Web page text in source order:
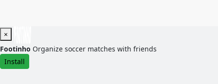
×
Footinho Organize soccer matches with friends
Install